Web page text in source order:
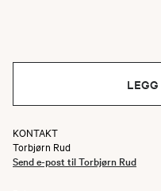
KONTAKT
Torbjørn Rud
Send e-post til Torbjørn Rud